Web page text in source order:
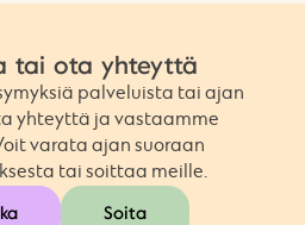
tai ota yhteyttä
palveluista tai ajan
yhteyttä ja vastaamme
varata ajan suoraan
tai soittaa meille.
Soita